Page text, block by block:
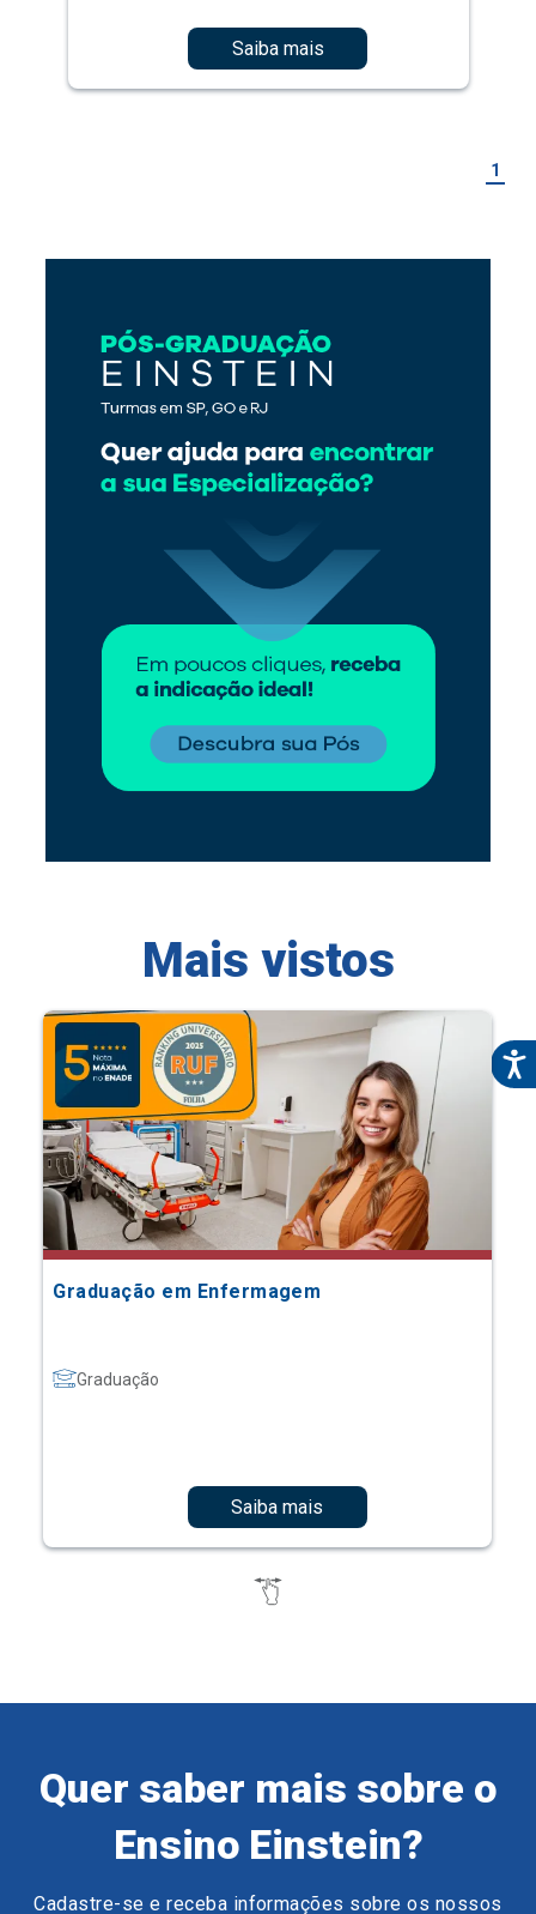
Saiba mais
1
Mais vistos
Graduação em Enfermagem
Graduação
Saiba mais
Quer saber mais sobre o
Ensino Einstein?
Cadastre-se e receba informações sobre os nossos